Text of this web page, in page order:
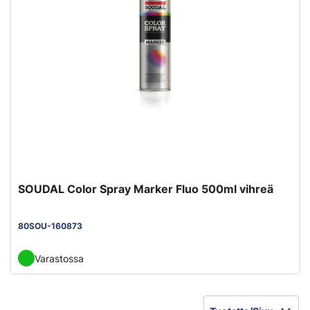
SOUDAL Color Spray Marker Fluo 500ml vihreä
80SOU-160873
Varastossa